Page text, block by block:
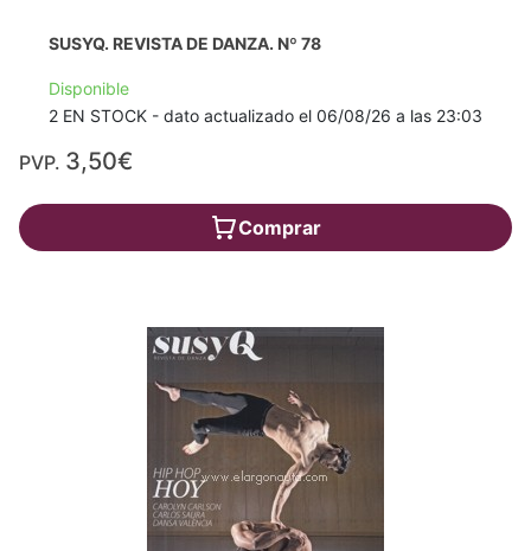
SUSYQ. REVISTA DE DANZA. Nº 78
Disponible
2 EN STOCK - dato actualizado el 06/08/26 a las 23:03
PVP. 3,50€
Comprar